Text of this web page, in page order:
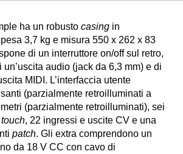
ha un robusto casing in
3,7 kg e misura 550 x 262 x 83
di un interruttore on/off sul retro,
audio (jack da 6,3 mm) e di
MIDI. L’interfaccia utente
(parzialmente retroilluminati a
(parzialmente retroilluminati), sei
touch, 22 ingressi e uscite CV e una
patch. Gli extra comprendono un
da 18 V CC con cavo di